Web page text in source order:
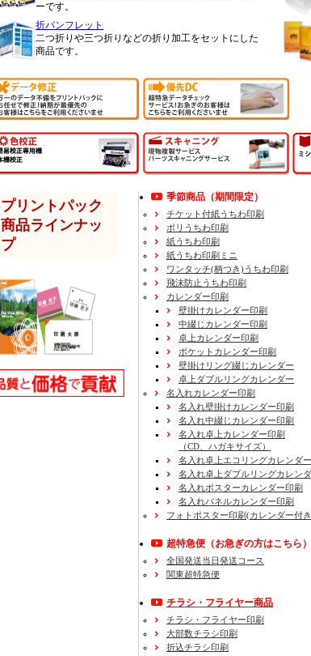
ーです。
折パンフレット
二つ折りや三つ折りなどの折り加工をセットにした
商品です。
プリントパック
商品ラインナッ
プ
季節商品（期間限定）
チケット付紙うちわ印刷
ポリうちわ印刷
紙うちわ印刷
紙うちわ印刷ミニ
ワンタッチ(柄つき)うちわ印刷
飛沫防止うちわ印刷
カレンダー印刷
壁掛けカレンダー印刷
中綴じカレンダー印刷
卓上カレンダー印刷
ポケットカレンダー印刷
壁掛けリング綴じカレンダー
卓上ダブルリングカレンダー
名入れカレンダー印刷
名入れ壁掛けカレンダー印刷
名入れ中綴じカレンダー印刷
名入れ卓上カレンダー印刷
（CD、ハガキサイズ）
名入れ卓上エコリングカレンダー
名入れ卓上ダブルリングカレン
名入れポスターカレンダー印刷
名入れパネルカレンダー印刷
フォトポスター印刷(カレンダー付
超特急便 （お急ぎの方はこちら）
全国発送当日発送コース
関東超特急便
チラシ・フライヤー商品
チラシ・フライヤー印刷
大部数チラシ印刷
折込チラシ印刷